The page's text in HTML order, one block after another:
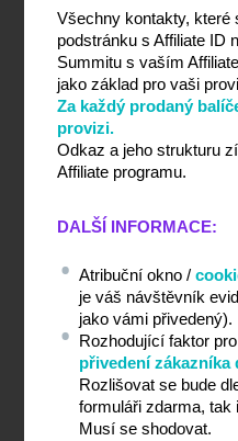
Všechny kontakty,
podstránku s Affiliate ID
Summitu s vaším
jako základ pro vaši
Za každý prodaný
provizi.
Odkaz a jeho strukturu
Affiliate programu.
DALŠÍ INFORMACE:
Atribuční okno /
je váš návštěvník
jako vámi přivedený).
přivedení zákazníka
Rozlišovat se bude
formuláři zdarma, tak
Musí se shodovat.